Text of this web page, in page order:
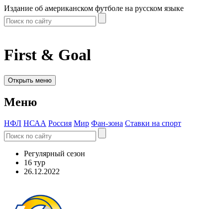
Издание об американском футболе на русском языке
First & Goal
Открыть меню
Меню
НФЛ НСАА Россия Мир Фан-зона Ставки на спорт
Регулярный сезон
16 тур
26.12.2022